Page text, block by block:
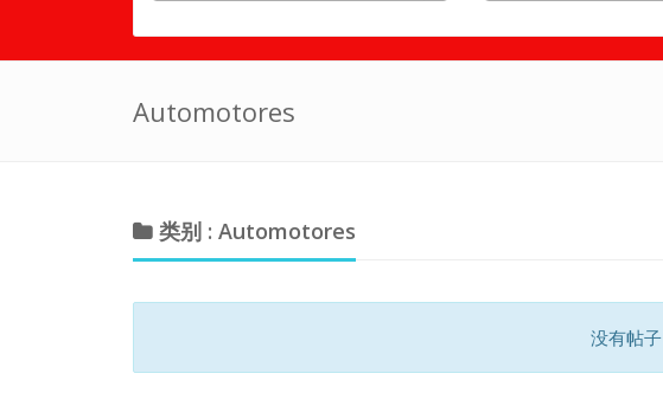
Automotores
类别 : Automotores
没有帖子